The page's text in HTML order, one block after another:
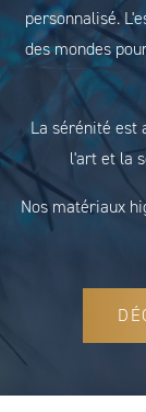
personnalisé.
des mondes
La sérénité est
l'art et la
Nos matériaux